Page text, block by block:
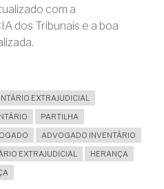
com a
dos Tribunais e a boa
EXTRAJUDICIAL
PARTILHA
ADVOGADO INVENTÁRIO
EXTRAJUDICIAL
HERANÇA